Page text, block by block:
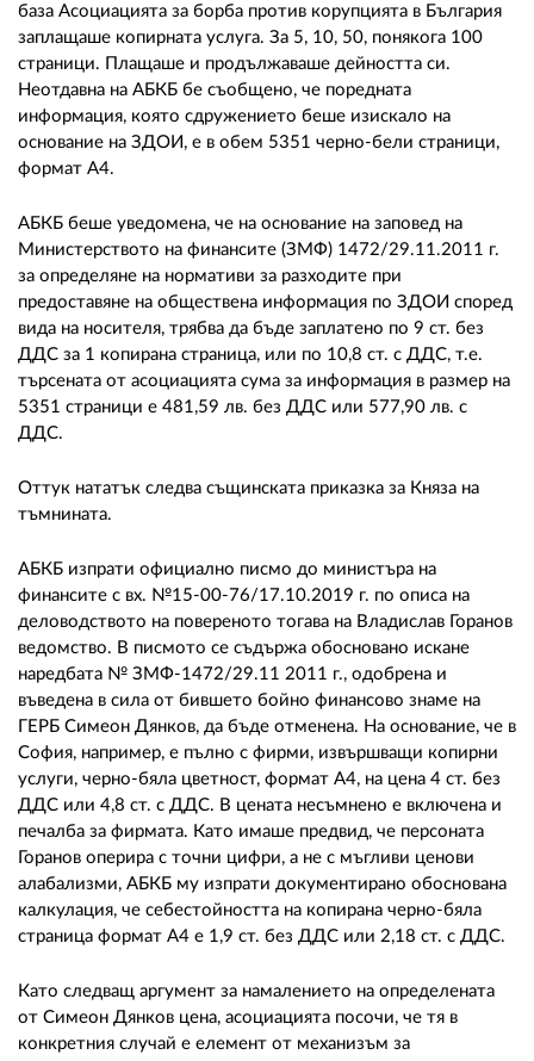
база Асоциацията за борба против корупцията в България
заплащаше копирната услуга. За 5, 10, 50, понякога 100
страници. Плащаше и продължаваше дейността си.
Неотдавна на АБКБ бе съобщено, че поредната
информация, която сдружението беше изискало на
основание на ЗДОИ, е в обем 5351 черно-бели страници,
формат А4.
АБКБ беше уведомена, че на основание на заповед на
Министерството на финансите (ЗМФ) 1472/29.11.2011 г.
за определяне на нормативи за разходите при
предоставяне на обществена информация по ЗДОИ според
вида на носителя, трябва да бъде заплатено по 9 ст. без
ДДС за 1 копирана страница, или по 10,8 ст. с ДДС, т.е.
търсената от асоциацията сума за информация в размер на
5351 страници е 481,59 лв. без ДДС или 577,90 лв. с
ДДС.
Оттук нататък следва същинската приказка за Княза на
тъмнината.
АБКБ изпрати официално писмо до министъра на
финансите с вх. №15-00-76/17.10.2019 г. по описа на
деловодството на повереното тогава на Владислав Горанов
ведомство. В писмото се съдържа обосновано искане
наредбата № ЗМФ-1472/29.11 2011 г., одобрена и
въведена в сила от бившето бойно финансово знаме на
ГЕРБ Симеон Дянков, да бъде отменена. На основание, че в
София, например, е пълно с фирми, извършващи копирни
услуги, черно-бяла цветност, формат А4, на цена 4 ст. без
ДДС или 4,8 ст. с ДДС. В цената несъмнено е включена и
печалба за фирмата. Като имаше предвид, че персоната
Горанов оперира с точни цифри, а не с мъгливи ценови
алабализми, АБКБ му изпрати документирано обоснована
калкулация, че себестойността на копирана черно-бяла
страница формат А4 е 1,9 ст. без ДДС или 2,18 ст. с ДДС.
Като следващ аргумент за намалението на определената
от Симеон Дянков цена, асоциацията посочи, че тя в
конкретния случай е елемент от механизъм за